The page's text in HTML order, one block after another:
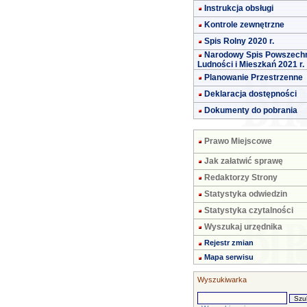
Instrukcja obsługi
Kontrole zewnętrzne
Spis Rolny 2020 r.
Narodowy Spis
Ludności i Mieszkań 2021 r.
Planowanie Przestrzenne
Deklaracja dostępności
Dokumenty do pobrania
Prawo Miejscowe
Jak załatwić sprawę
Redaktorzy Strony
Statystyka odwiedzin
Statystyka czytalności
Wyszukaj urzędnika
Rejestr zmian
Mapa serwisu
Wyszukiwarka